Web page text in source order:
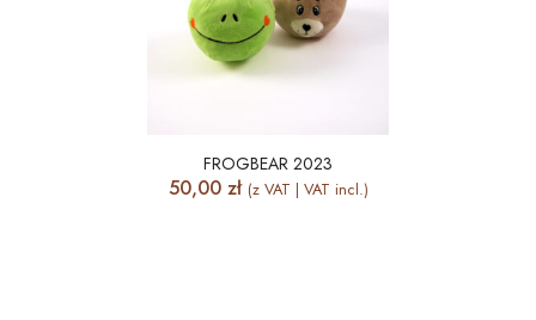
FROGBEAR 2023
50,00 zł (z VAT | VAT incl.)